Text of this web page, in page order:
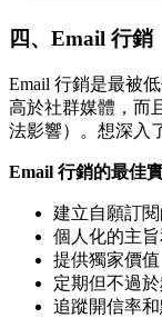
四、Email 行銷
Email 行銷是最被
高於社群媒體，而
法影響）。想深入
Email 行銷的最佳
建立自願訂閱
個人化的主
提供獨家價值
定期但不過於
追蹤開信率